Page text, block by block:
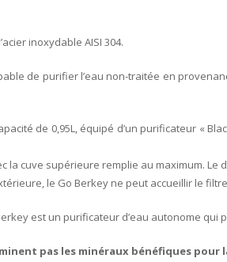
inoxydable AISI 304.
de purifier l’eau non-traitée en
de 0,95L, équipé d’un purificateur «
la cuve supérieure remplie au maximum.
le Go Berkey ne peut accueillir le
est un purificateur d’eau autonome
pas les minéraux bénéfiques pour